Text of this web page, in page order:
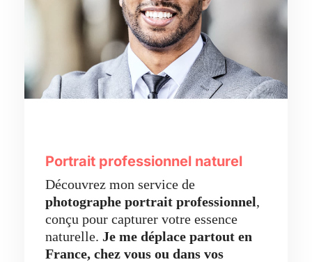
Portrait professionnel naturel
Découvrez mon service de
photographe portrait professionnel,
conçu pour capturer votre essence
naturelle. Je me déplace partout en
France, chez vous ou dans vos